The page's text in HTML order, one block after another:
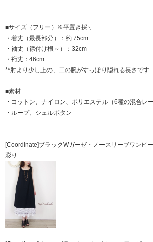
■サイズ（フリー）※平置き採寸
・着丈（最長部分）：約 75cm
・袖丈（襟付け根～）：32cm
・裄丈：46cm
**肘より少し上の、二の腕がすっぽり隠れる長さです
■素材
・コットン、ナイロン、ポリエステル（6種の混合レ
・ループ、シェルボタン
[Coordinate]ブラックWガーゼ・ノースリーブワンピ
彩り